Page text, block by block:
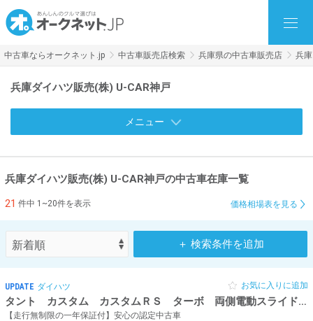
中古車ならオークネット.jp 中古車販売店検索 兵庫県の中古車販売店 兵
兵庫ダイハツ販売(株) U-CAR神戸
メニュー
兵庫ダイハツ販売(株) U-CAR神戸の中古車在庫一覧
21 件中 1~20件を表示 価格相場表を見る
＋ 検索条件を追加
UPDATE ダイハツ
タント カスタム カスタムＲＳ ターボ 両側電動スライドド
【走行無制限の一年保証付】安心の認定中古車
お気に入りに追加